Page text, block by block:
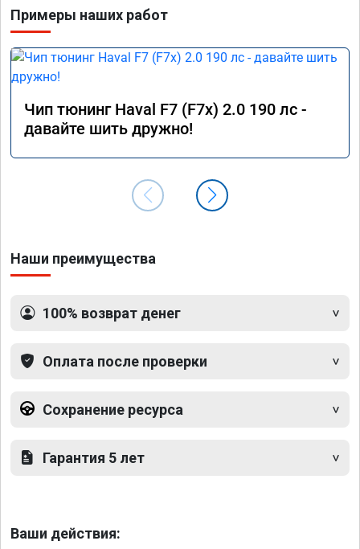
Примеры наших работ
Чип тюнинг Haval F7 (F7x) 2.0 190 лс -
давайте шить дружно!
Наши преимущества
100% возврат денег
Оплата после проверки
Сохранение ресурса
Гарантия 5 лет
Ваши действия: